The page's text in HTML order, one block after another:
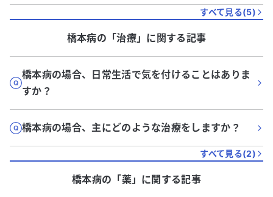
すべて見る(5)
橋本病の「治療」に関する記事
橋本病の場合、日常生活で気を付けることはありま
すか？
橋本病の場合、主にどのような治療をしますか？
すべて見る(2)
橋本病の「薬」に関する記事